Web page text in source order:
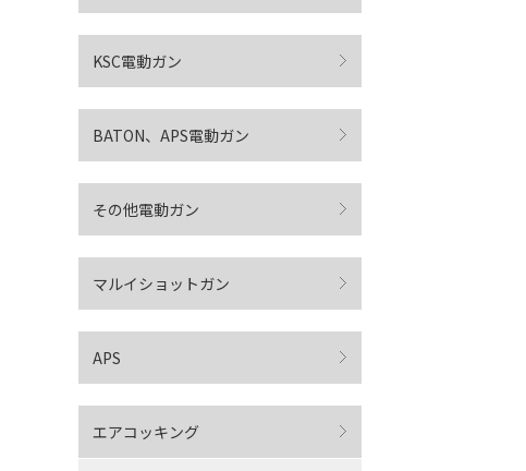
KSC電動ガン
BATON、APS電動ガン
その他電動ガン
マルイショットガン
APS
エアコッキング